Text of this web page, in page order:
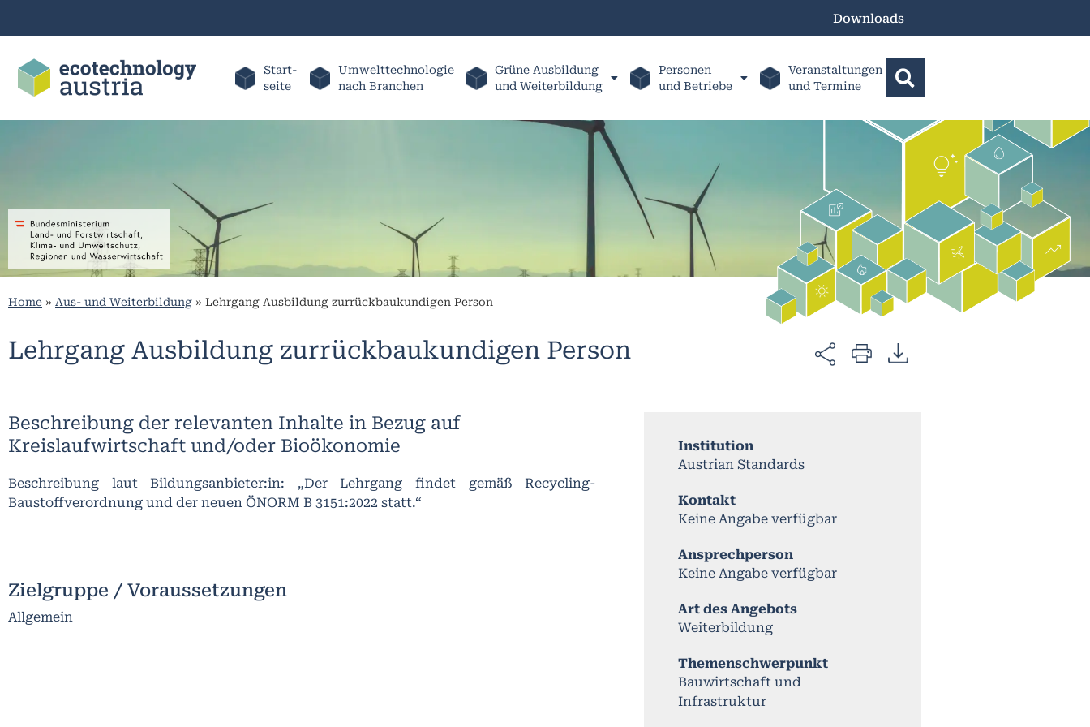
Downloads
Start-
seite
Umwelttechnologie
nach Branchen
Grüne Ausbildung
und Weiterbildung
Personen
und Betriebe
Veranstaltungen
und Termine
Home » Aus- und Weiterbildung » Lehrgang Ausbildung zurrückbaukundigen Person
Lehrgang Ausbildung zurrückbaukundigen Person
Beschreibung der relevanten Inhalte in Bezug auf
Kreislaufwirtschaft und/oder Bioökonomie
Beschreibung laut Bildungsanbieter:in: „Der Lehrgang findet gemäß Recycling-
Baustoffverordnung und der neuen ÖNORM B 3151:2022 statt.“
Zielgruppe / Voraussetzungen
Allgemein
Institution
Austrian Standards
Kontakt
Keine Angabe verfügbar
Ansprechperson
Keine Angabe verfügbar
Art des Angebots
Weiterbildung
Themenschwerpunkt
Bauwirtschaft und
Infrastruktur